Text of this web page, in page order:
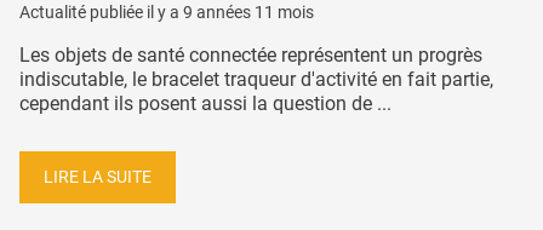
Actualité publiée il y a 9 années 11 mois
Les objets de santé connectée représentent un progrès
indiscutable, le bracelet traqueur d'activité en fait partie,
cependant ils posent aussi la question de ...
LIRE LA SUITE